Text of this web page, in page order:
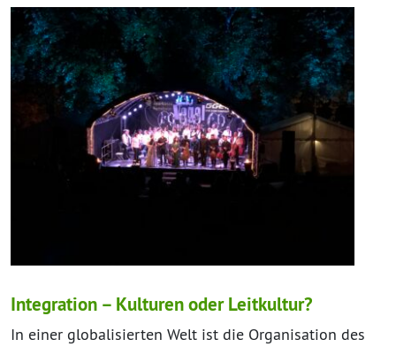
Integration – Kulturen oder Leitkultur?
In einer globalisierten Welt ist die Organisation des